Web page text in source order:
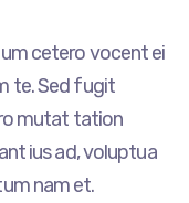
cetero vocent ei
te. Sed fugit
mutat tation
ius ad, voluptua
nam et.